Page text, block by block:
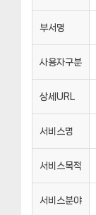
부서명
사용자구분
상세URL
서비스명
서비스목적
서비스분야